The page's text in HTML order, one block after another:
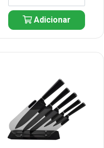
Adicionar